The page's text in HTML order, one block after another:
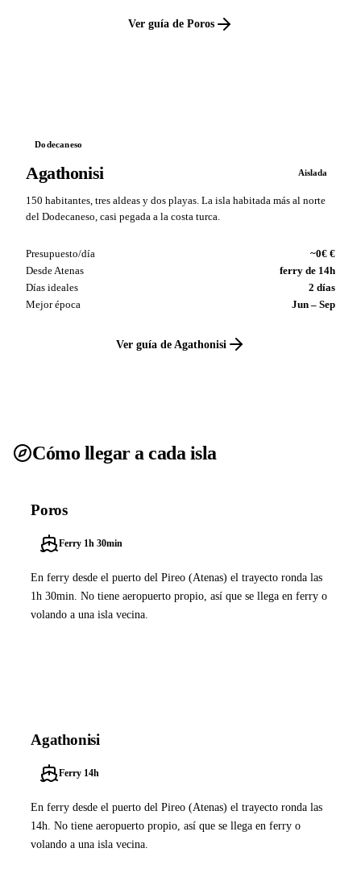
Ver guía de Poros
Dodecaneso
Agathonisi Aislada
150 habitantes, tres aldeas y dos playas. La isla habitada más al norte
del Dodecaneso, casi pegada a la costa turca.
Presupuesto/día
~0€ €
Desde Atenas
ferry de 14h
Días ideales
2 días
Mejor época
Jun – Sep
Ver guía de Agathonisi
Cómo llegar a cada isla
Poros
Ferry 1h 30min
En ferry desde el puerto del Pireo (Atenas) el trayecto ronda las
1h 30min. No tiene aeropuerto propio, así que se llega en ferry o
volando a una isla vecina.
Agathonisi
Ferry 14h
En ferry desde el puerto del Pireo (Atenas) el trayecto ronda las
14h. No tiene aeropuerto propio, así que se llega en ferry o
volando a una isla vecina.